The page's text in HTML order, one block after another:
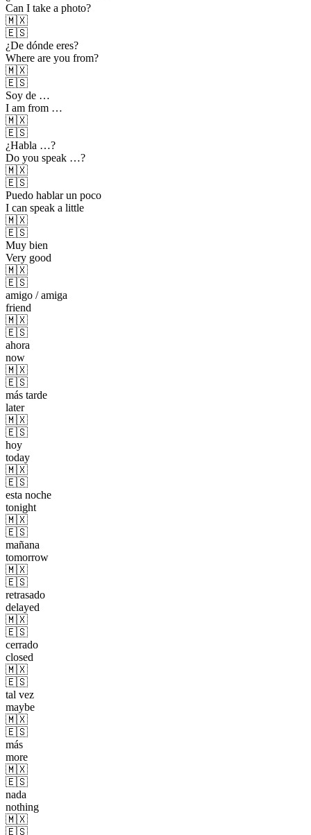
Can I take a photo?
🇲🇽
🇪🇸
¿De dónde eres?
Where are you from?
🇲🇽
🇪🇸
Soy de …
I am from …
🇲🇽
🇪🇸
¿Habla …?
Do you speak …?
🇲🇽
🇪🇸
Puedo hablar un poco
I can speak a little
🇲🇽
🇪🇸
Muy bien
Very good
🇲🇽
🇪🇸
amigo / amiga
friend
🇲🇽
🇪🇸
ahora
now
🇲🇽
🇪🇸
más tarde
later
🇲🇽
🇪🇸
hoy
today
🇲🇽
🇪🇸
esta noche
tonight
🇲🇽
🇪🇸
mañana
tomorrow
🇲🇽
🇪🇸
retrasado
delayed
🇲🇽
🇪🇸
cerrado
closed
🇲🇽
🇪🇸
tal vez
maybe
🇲🇽
🇪🇸
más
more
🇲🇽
🇪🇸
nada
nothing
🇲🇽
🇪🇸